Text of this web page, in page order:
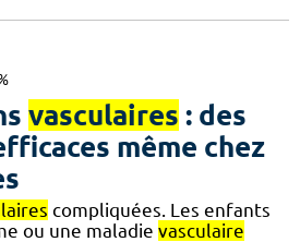
vasculaires : des
même chez
compliquées. Les enfants
ou une maladie vasculaire